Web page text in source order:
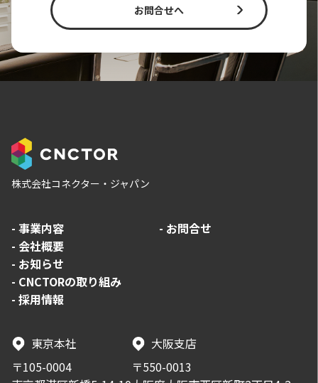
お問合せへ
株式会社コネクター・ジャパン
東京本社
〒105-0004
大阪支店
〒550-0013
- 事業内容
- 会社概要
- お知らせ
- CNCTORの取り組み
- 採用情報
- お問合せ